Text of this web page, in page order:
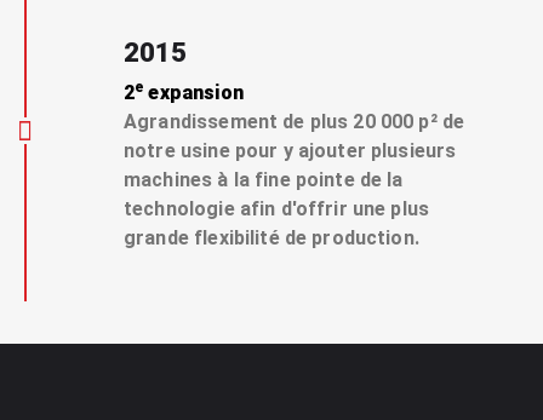
2015
2e expansion
Agrandissement de plus 20 000 p² de
notre usine pour y ajouter plusieurs
machines à la fine pointe de la
technologie afin d'offrir une plus
grande flexibilité de production.